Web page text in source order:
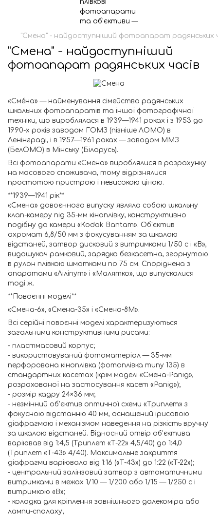
"Смена" - найдоступніший фотоапарат радянських
"Смена" - найдоступніший
фотоапарат радянських часів
«Сме́на» — найменування сімейства радянських
шкальних фотоапаратів та іншої фотографічної
техніки, що вироблялася в 1939—1941 роках і з 1953 до
1990-х років заводом ГОМЗ (пізніше ЛОМО) в
Ленінграді, і в 1957—1961 роках — заводом ММЗ
(БелОМО) в Мінську (Білорусь).
Всі фотоапарати «Смена» вироблялися в розрахунку
на масового споживача, тому відрізнялися
простотою пристрою і невисокою ціною.
**1939—1941 рік**
«Смена» довоєнного випуску являла собою шкальну
клап-камеру під 35-мм кіноплівку, конструктивно
подібну до камери «Kodak Bantam». Об'єктив
ахромат 6,8/50 мм з фокусуванням за шкалою
відстаней, затвор дисковий з витримками 1/50 с і «В»,
видошукач рамковий, зарядка безкасетна, згорнутою
в рулон плівкою шматками по 75 см. Споріднена з
апаратами «Ліліпут» і «Малятко», що випускалися
тоді ж.
**Повоєнні моделі**
«Смена-6», «Смена-35» і «Смена-8М».
Всі серійні повоєнні моделі характеризуються
загальними конструктивними рисами:
- пластмасовий корпус;
- використовуваний фотоматеріал — 35-мм
перфорована кіноплівка (фотоплівка типу 135) в
стандартних касетах (крім моделі «Смена-Рапід»,
розрахованої на застосування касет «Рапід»);
- розмір кадру 24×36 мм;
- незмінний об'єктив оптичної схеми «Триплет» з
фокусною відстанню 40 мм, оснащений ірисовою
діафрагмою і механізмом наведення на різкість вручну
за шкалою відстаней. Відносний отвір об'єктива
варіював від 1:4,5 (Триплет «Т-22» 4,5/40) до 1:4,0
(Триплет «Т-43» 4/40). Максимальне закриття
діафрагми варіювало від 1:16 («Т-43») до 1:22 («Т-22»);
- центральний залінзовий затвор з автоматичними
витримками в межах 1/10 — 1/200 або 1/15 — 1/250 с і
витримкою «В»;
- колодка для кріплення зовнішнього далекоміра або
лампи-спалаху;